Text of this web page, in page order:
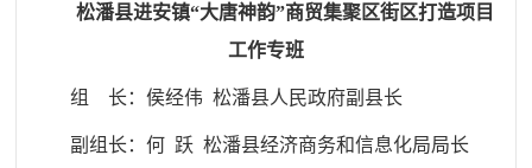
松潘县进安镇“大唐神韵”商贸集聚区街区打造项目
工作专班
组 长：侯经伟 松潘县人民政府副县长
副组长：何 跃 松潘县经济商务和信息化局局长